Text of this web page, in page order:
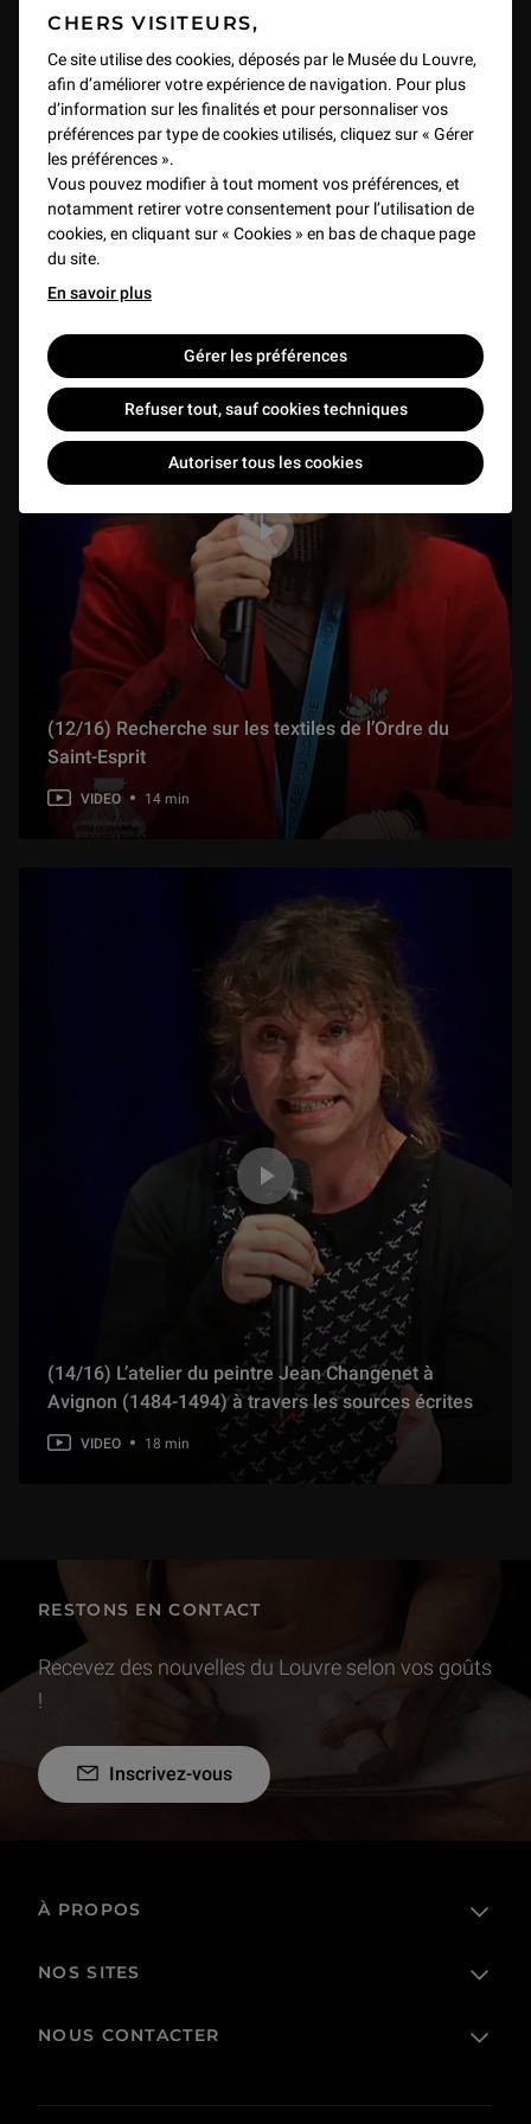
CHERS VISITEURS,
Ce site utilise des cookies, déposés par le Musée du Louvre,
afin d’améliorer votre expérience de navigation. Pour plus
d’information sur les finalités et pour personnaliser vos
préférences par type de cookies utilisés, cliquez sur « Gérer
les préférences ».
Vous pouvez modifier à tout moment vos préférences, et
notamment retirer votre consentement pour l’utilisation de
cookies, en cliquant sur « Cookies » en bas de chaque page
du site.
En savoir plus
Gérer les préférences
Refuser tout, sauf cookies techniques
Autoriser tous les cookies
(9/18) Pourquoi un musée fouille-t-il : Table-ronde
VIDEO 48 min
(12/16) Recherche sur les textiles de l’Ordre du
Saint-Esprit
VIDEO 14 min
(14/16) L’atelier du peintre Jean Changenet à
Avignon (1484-1494) à travers les sources écrites
VIDEO 18 min
RESTONS EN CONTACT
Recevez des nouvelles du Louvre selon vos goûts
!
Inscrivez-vous
À PROPOS
L'établissement public
NOS SITES
Billetterie
NOUS CONTACTER